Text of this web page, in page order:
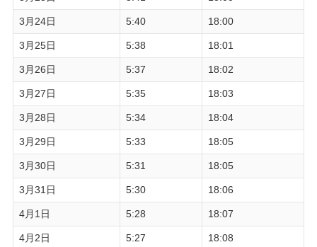
3月24日 5:40 18:00
3月25日 5:38 18:01
3月26日 5:37 18:02
3月27日 5:35 18:03
3月28日 5:34 18:04
3月29日 5:33 18:05
3月30日 5:31 18:05
3月31日 5:30 18:06
4月1日 5:28 18:07
4月2日 5:27 18:08